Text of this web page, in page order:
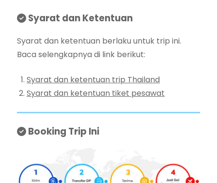
Syarat dan Ketentuan
Syarat dan ketentuan berlaku untuk trip ini.
Baca selengkapnya di link berikut:
Syarat dan ketentuan trip Thailand
Syarat dan ketentuan tiket pesawat
Booking Trip Ini